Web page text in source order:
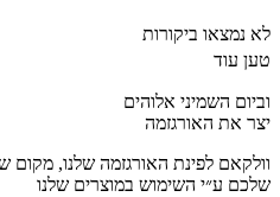
לא נמצאו ביקורות
טען עוד
וביום השמיני אלוהים
יצר את האורגזמה
וולקאם לפינת האורגזמה שלנו, מקום
שלכם ע״י השימוש במוצרים שלנו